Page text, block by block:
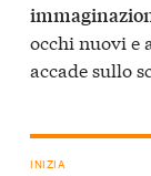
occhi nuovi e
accade sullo
INIZIA